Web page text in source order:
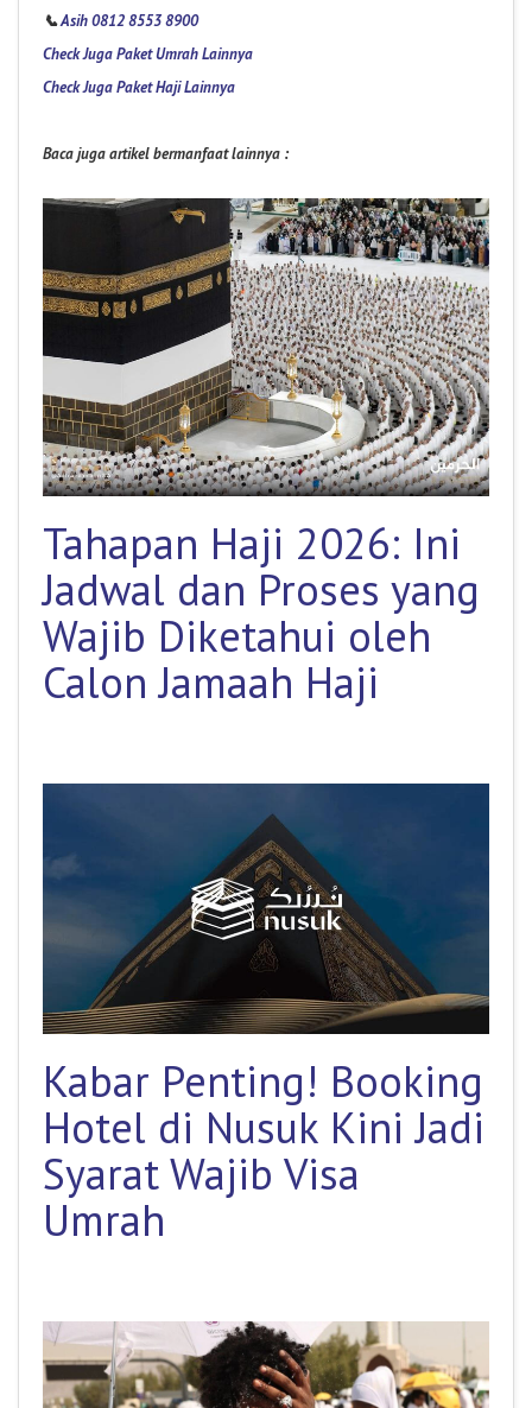
📞Asih 0812 8553 8900
Check Juga Paket Umrah Lainnya
Check Juga Paket Haji Lainnya
Baca juga artikel bermanfaat lainnya :
Tahapan Haji 2026: Ini
Jadwal dan Proses yang
Wajib Diketahui oleh
Calon Jamaah Haji
Kabar Penting! Booking
Hotel di Nusuk Kini Jadi
Syarat Wajib Visa
Umrah